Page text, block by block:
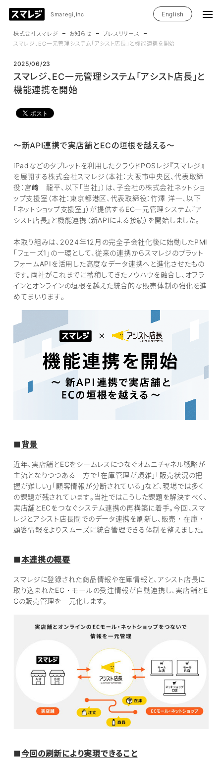
Smaregi,Inc. English
株式会社スマレジ お知らせ
プレスリリース
スマレジ、EC一元管理システム「アシスト店長」と機能連携を開始
2025/06/23
スマレジ、EC一元管理システム「アシスト店長」と
機能連携を開始
〜新API連携で実店舗とECの垣根を越える〜
iPadなどのタブレットを利用したクラウドPOSレジ『スマレジ』
を展開する株式会社スマレジ（本社：大阪市中央区、代表取締
役：宮﨑 龍平、以下「当社」）は、子会社の株式会社ネットショ
ップ支援室（本社：東京都港区、代表取締役：竹澤 洋一、以下
「ネットショップ支援室」）が提供するEC一元管理システム『ア
シスト店長』と機能連携（新APIによる接続）を開始しました。
本取り組みは、2024年12月の完全子会社化後に始動したPMI
「フェーズ1」の一環として、従来の連携からスマレジのプラット
フォームAPIを活用した高度なデータ連携へと進化させたもの
です。両社がこれまでに蓄積してきたノウハウを融合し、オフラ
インとオンラインの垣根を越えた統合的な販売体制の強化を進
めてまいります。
■ 背景
近年、実店舗とECをシームレスにつなぐオムニチャネル戦略が
主流となりつつある一方で「在庫管理が煩雑」「販売状況の把
握が難しい」「顧客情報が分断されている」など、現場では多く
の課題が残されています。当社ではこうした課題を解決すべく、
実店舗とECをつなぐシステム連携の再構築に着手。今回、スマ
レジとアシスト店長間でのデータ連携を刷新し、販売・在庫・
顧客情報をよりスムーズに統合管理できる体制を整えました。
■本連携の概要
スマレジに登録された商品情報や在庫情報と、アシスト店長に
取り込まれたEC・モールの受注情報が自動連携し、実店舗とE
Cの販売管理を一元化します。
■今回の刷新により実現できること